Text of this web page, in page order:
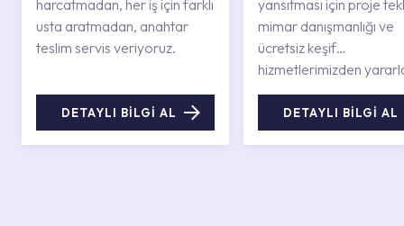
harcatmadan, her iş için farklı
usta aratmadan, anahtar
teslim servis veriyoruz.
DETAYLI BİLGİ AL
yansıtması için proje
mimar danışmanlığı ve
ücretsiz keşif
hizmetlerimizden
DETAYLI BİLGİ AL